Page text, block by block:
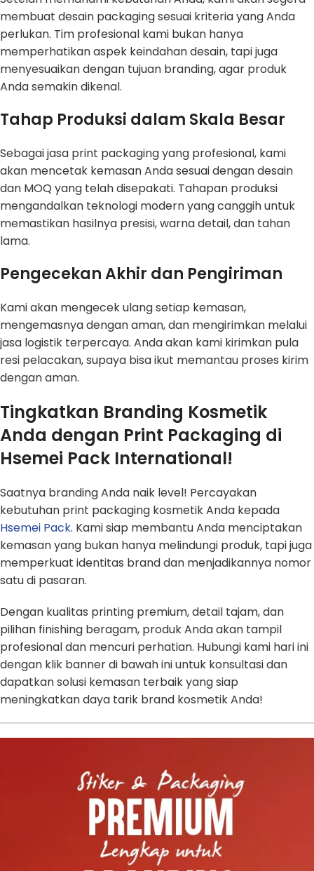
membuat desain packaging sesuai kriteria yang Anda
perlukan. Tim profesional kami bukan hanya
memperhatikan aspek keindahan desain, tapi juga
menyesuaikan dengan tujuan branding, agar produk
Anda semakin dikenal.
Tahap Produksi dalam Skala Besar
Sebagai jasa print packaging yang profesional, kami
akan mencetak kemasan Anda sesuai dengan desain
dan MOQ yang telah disepakati. Tahapan produksi
mengandalkan teknologi modern yang canggih untuk
memastikan hasilnya presisi, warna detail, dan tahan
lama.
Pengecekan Akhir dan Pengiriman
Kami akan mengecek ulang setiap kemasan,
mengemasnya dengan aman, dan mengirimkan melalui
jasa logistik terpercaya. Anda akan kami kirimkan pula
resi pelacakan, supaya bisa ikut memantau proses kirim
dengan aman.
Tingkatkan Branding Kosmetik
Anda dengan Print Packaging di
Hsemei Pack International!
Saatnya branding Anda naik level! Percayakan
kebutuhan print packaging kosmetik Anda kepada
Hsemei Pack. Kami siap membantu Anda menciptakan
kemasan yang bukan hanya melindungi produk, tapi juga
memperkuat identitas brand dan menjadikannya nomor
satu di pasaran.
Dengan kualitas printing premium, detail tajam, dan
pilihan finishing beragam, produk Anda akan tampil
profesional dan mencuri perhatian. Hubungi kami hari ini
dengan klik banner di bawah ini untuk konsultasi dan
dapatkan solusi kemasan terbaik yang siap
meningkatkan daya tarik brand kosmetik Anda!